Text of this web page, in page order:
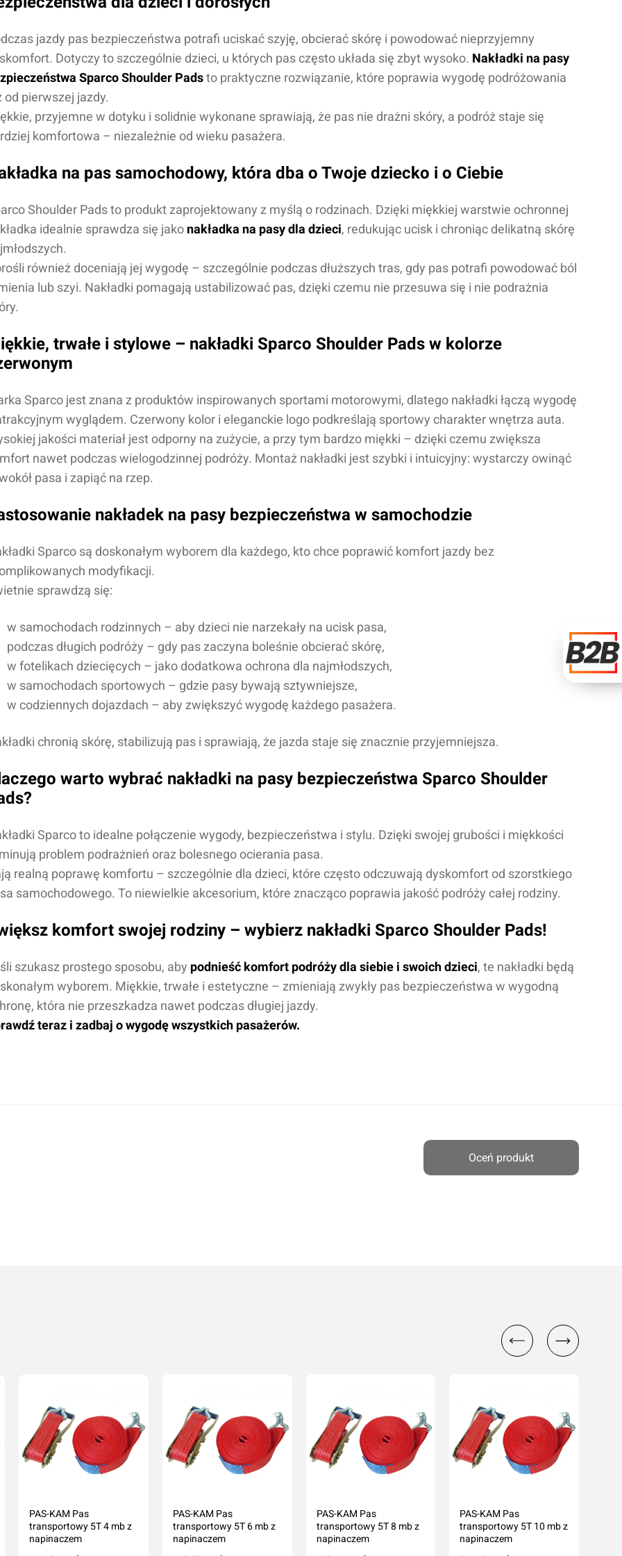
jazdy pas bezpieczeństwa potrafi uciskać szyję, obcierać skórę i powodować nieprzyjemny
Dotyczy to szczególnie dzieci, u których pas często układa się zbyt wysoko. Nakładki na pasy
Sparco Shoulder Padsto praktyczne rozwiązanie, które poprawia wygodę podróżowania
od pierwszej jazdy.
przyjemne w dotyku i solidnie wykonane sprawiają, że pas nie drażni skóry, a podróż staje się
komfortowa – niezależnie od wieku pasażera.
na pas samochodowy, która dba o Twoje dziecko i o Ciebie
Shoulder Pads to produkt zaprojektowany z myślą o rodzinach. Dzięki miękkiej warstwie ochronnej
idealnie sprawdza się jako nakładka na pasy dla dzieci, redukując ucisk i chroniąc delikatną skórę
również doceniają jej wygodę – szczególnie podczas dłuższych tras, gdy pas potrafi powodować ból
lub szyi. Nakładki pomagają ustabilizować pas, dzięki czemu nie przesuwa się i nie podrażnia
trwałe i stylowe – nakładki Sparco Shoulder Pads w kolorze
Sparco jest znana z produktów inspirowanych sportami motorowymi, dlatego nakładki łączą wygodę
wyglądem. Czerwony kolor i eleganckie logo podkreślają sportowy charakter wnętrza auta.
jakości materiał jest odporny na zużycie, a przy tym bardzo miękki – dzięki czemu zwiększa
nawet podczas wielogodzinnej podróży. Montaż nakładki jest szybki i intuicyjny: wystarczy owinąć
pasa i zapiąć na rzep.
nakładek na pasy bezpieczeństwa w samochodzie
Sparco są doskonałym wyborem dla każdego, kto chce poprawić komfort jazdy bez
modyfikacji.
sprawdzą się:
w samochodach rodzinnych – aby dzieci nie narzekały na ucisk pasa,
podczas długich podróży – gdy pas zaczyna boleśnie obcierać skórę,
w fotelikach dziecięcych – jako dodatkowa ochrona dla najmłodszych,
w samochodach sportowych – gdzie pasy bywają sztywniejsze,
w codziennych dojazdach – aby zwiększyć wygodę każdego pasażera.
chronią skórę, stabilizują pas i sprawiają, że jazda staje się znacznie przyjemniejsza.
warto wybrać nakładki na pasy bezpieczeństwa Sparco Shoulder
Sparco to idealne połączenie wygody, bezpieczeństwa i stylu. Dzięki swojej grubości i miękkości
problem podrażnień oraz bolesnego ocierania pasa.
realną poprawę komfortu – szczególnie dla dzieci, które często odczuwają dyskomfort od szorstkiego
samochodowego. To niewielkie akcesorium, które znacząco poprawia jakość podróży całej rodziny.
komfort swojej rodziny – wybierz nakładki Sparco Shoulder Pads!
szukasz prostego sposobu, aby podnieść komfort podróży dla siebie i swoich dzieci, te nakładki będą
wyborem. Miękkie, trwałe i estetyczne – zmieniają zwykły pas bezpieczeństwa w wygodną
która nie przeszkadza nawet podczas długiej jazdy.
teraz i zadbaj o wygodę wszystkich pasażerów.
Oceń produkt
Komentarz*
PAS-KAM Pas
transportowy 5T 4 mb z
napinaczem
PAS-KAM Pas
transportowy 5T 6 mb z
napinaczem
PAS-KAM Pas
transportowy 5T 8 mb z
napinaczem
PAS-KAM Pas
transportowy 5T 10 mb z
napinaczem